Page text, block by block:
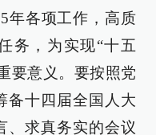
年各项工作，高质
务，为实现“十五
要意义。要按照党
备十四届全国人大
、求真务实的会议